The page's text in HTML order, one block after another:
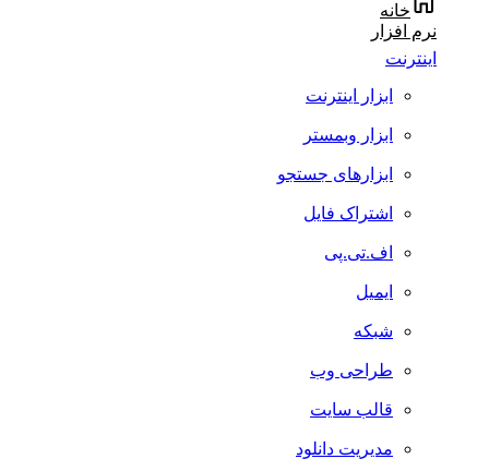
خانه
نرم افزار
اینترنت
ابزار اینترنت
ابزار وبمستر
ابزارهای جستجو
اشتراک فایل
اف.تی.پی
ایمیل
شبکه
طراحی وب
قالب سایت
مدیریت دانلود